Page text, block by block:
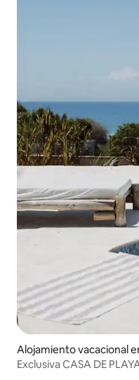
Alojamiento vacacional
Exclusiva CASA DE